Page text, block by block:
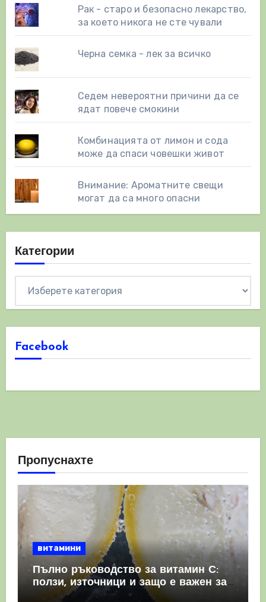
Рак - старо и безопасно лекарство,
за което никога не сте чували
Черна семка - лек за всичко
Седем невероятни причини да се
ядат повече смокини
Комбинацията от лимон и сода
може да спаси човешки живот
Внимание: Ароматните свещи
могат да са много опасни
Категории
Facebook
Пропуснахте
витамини
Пълно ръководство за витамин С:
ползи, източници и защо е важен за
имунната система